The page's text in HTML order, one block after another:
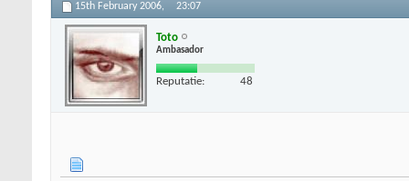
15th February 2006, 23:07
Toto
Ambasador
Reputatie: 48